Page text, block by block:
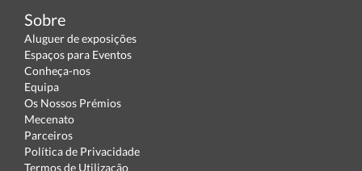
Sobre
Aluguer de exposições
Espaços para Eventos
Conheça-nos
Equipa
Os Nossos Prémios
Mecenato
Parceiros
Política de Privacidade
Termos de Utilização